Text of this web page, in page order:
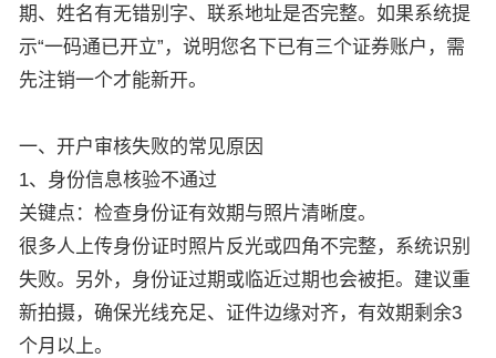
期、姓名有无错别字、联系地址是否完整。如果系统提
示“一码通已开立”，说明您名下已有三个证券账户，需
先注销一个才能新开。
一、开户审核失败的常见原因
1、身份信息核验不通过
关键点：检查身份证有效期与照片清晰度。
很多人上传身份证时照片反光或四角不完整，系统识别
失败。另外，身份证过期或临近过期也会被拒。建议重
新拍摄，确保光线充足、证件边缘对齐，有效期剩余3
个月以上。